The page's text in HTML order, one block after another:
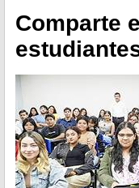
Comparte